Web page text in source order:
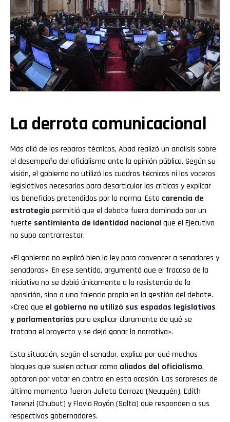
La derrota comunicacional
Más allá de los reparos técnicos, Abad realizó un análisis sobre
el desempeño del oficialismo ante la opinión pública. Según su
visión, el gobierno no utilizó los cuadros técnicos ni los voceros
legislativos necesarios para desarticular las críticas y explicar
los beneficios pretendidos por la norma. Esta carencia de
estrategia permitió que el debate fuera dominado por un
fuerte sentimiento de identidad nacional que el Ejecutivo
no supo contrarrestar.
«El gobierno no explicó bien la ley para convencer a senadores y
senadoras». En ese sentido, argumentó que el fracaso de la
iniciativa no se debió únicamente a la resistencia de la
oposición, sino a una falencia propia en la gestión del debate.
«Creo que el gobierno no utilizó sus espadas legislativas
y parlamentarias para explicar claramente de qué se
trataba el proyecto y se dejó ganar la narrativa».
Esta situación, según el senador, explica por qué muchos
bloques que suelen actuar como aliados del oficialismo,
optaron por votar en contra en esta ocasión. Las sorpresas de
último momento fueron Julieta Corroza (Neuquén), Edith
Terenzi (Chubut) y Flavia Royón (Salta) que responden a sus
respectivos gobernadores.